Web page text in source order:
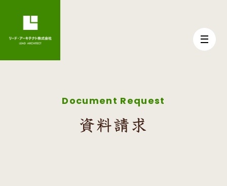
Document Request
資料請求